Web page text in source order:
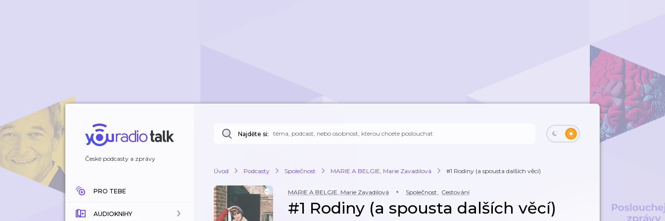
České podcasty a zprávy
PRO TEBE
AUDIOKNIHY
Najděte si:
Úvod Podcasty Společnost MARIE A BELGIE, Marie Zavadilová #1 Rodiny (a spousta dalších věcí)
MARIE A BELGIE, Marie Zavadilová Společnost, Cestování
#1 Rodiny (a spousta dalších věcí)